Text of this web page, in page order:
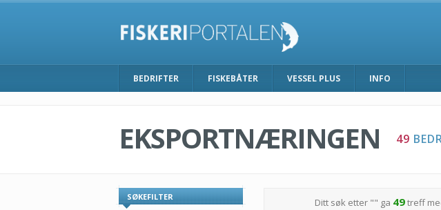
BEDRIFTER FISKEBÅTER VESSEL PLUS INFO
EKSPORTNÆRINGEN 49
SØKEFILTER Ditt søk etter "" ga 49treff